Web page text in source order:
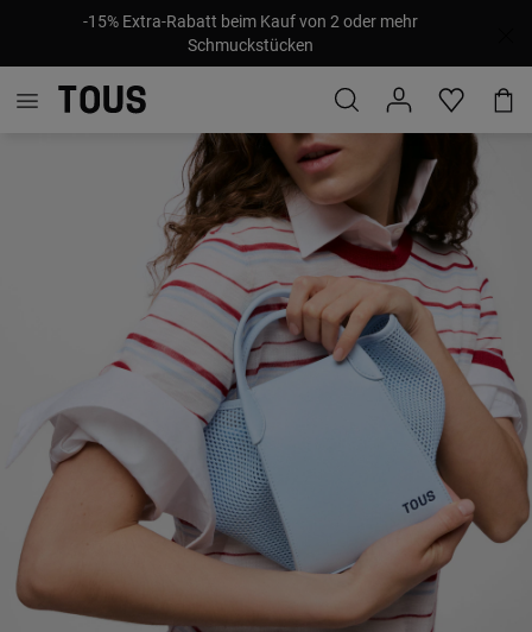
-15% Extra-Rabatt beim Kauf von 2 oder mehr
Schmuckstücken